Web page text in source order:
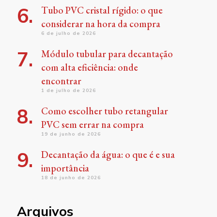
Tubo PVC cristal rígido: o que
considerar na hora da compra
6 de julho de 2026
Módulo tubular para decantação
com alta eficiência: onde
encontrar
1 de julho de 2026
Como escolher tubo retangular
PVC sem errar na compra
19 de junho de 2026
Decantação da água: o que é e sua
importância
18 de junho de 2026
Arquivos